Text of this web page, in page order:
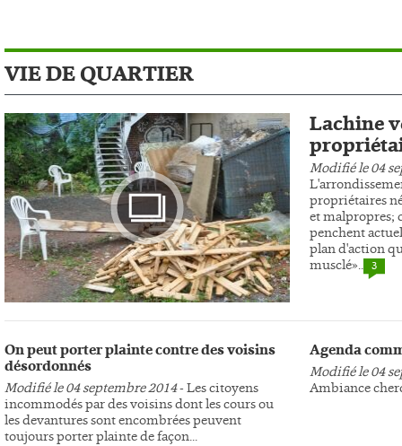
VIE DE QUARTIER
Lachine
Modifié le 04
propriétaires
et malpropres;
penchent
plan d'action
musclé».. 3
Photo
On peut porter plainte contre des voisins
désordonnés
Modifié le 04 septembre 2014- Les citoyens
incommodés par des voisins dont les cours ou
les devantures sont encombrées peuvent
toujours porter plainte de façon...
Agenda
Modifié le 04
Ambiance